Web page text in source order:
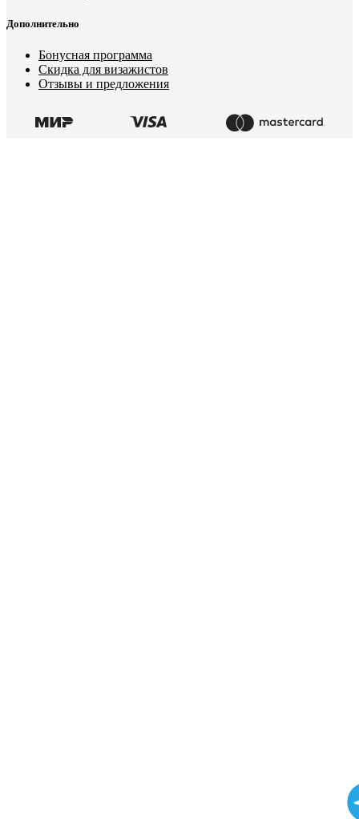
Дополнительно
Бонусная программа
Скидка для визажистов
Отзывы и предложения